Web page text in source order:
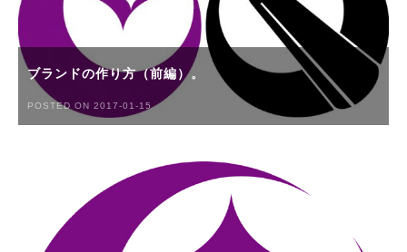
ブランドの作り方（前編）。
POSTED ON 2017-01-15